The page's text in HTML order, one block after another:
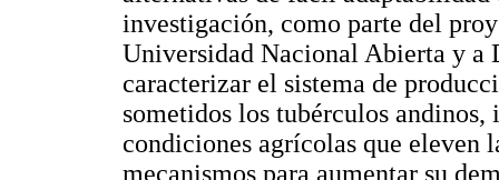
investigación, como parte del
Universidad Nacional Abierta y
caracterizar el sistema de
sometidos los tubérculos
condiciones agrícolas que
mecanismos para aumentar su